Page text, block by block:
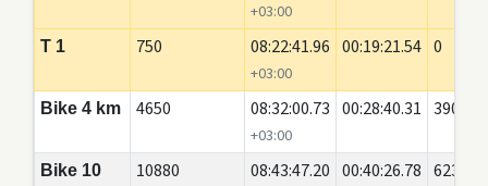
+03:00
T 1 750 08:22:41.96
+03:00
00:19:21.54 0
Bike 4 km 4650 08:32:00.73
+03:00
00:28:40.31 3900
Bike 10
10880 08:43:47.20 00:40:26.78 6230